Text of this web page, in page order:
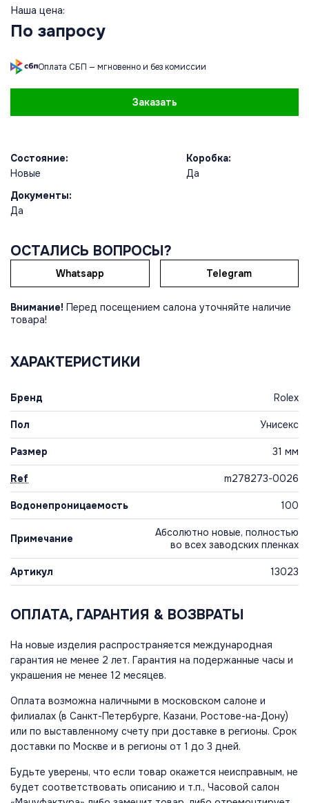
Наша цена:
По запросу
Оплата СБП — мгновенно и без комиссии
Заказать
Состояние:
Новые
Коробка:
Да
Документы:
Да
ОСТАЛИСЬ ВОПРОСЫ?
Whatsapp Telegram
Внимание! Перед посещением салона уточняйте наличие
товара!
ХАРАКТЕРИСТИКИ
Бренд Rolex
Пол Унисекс
Размер 31 мм
Ref m278273-0026
Водонепроницаемость 100
Примечание
Абсолютно новые, полностью
во всех заводских пленках
Артикул 13023
ОПЛАТА, ГАРАНТИЯ & ВОЗВРАТЫ
На новые изделия распространяется международная
гарантия не менее 2 лет. Гарантия на подержанные часы и
украшения не менее 12 месяцев.
Оплата возможна наличными в московском салоне и
филиалах (в Санкт-Петербурге, Казани, Ростове-на-Дону)
или по выставленному счету при доставке в регионы. Срок
доставки по Москве и в регионы от 1 до 3 дней.
Будьте уверены, что если товар окажется неисправным, не
будет соответствовать описанию и т.п., Часовой салон